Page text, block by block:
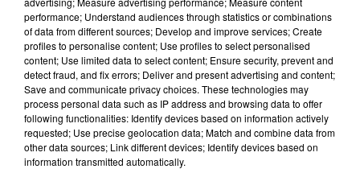
Lecture (1 min 14 sec)
100%
performance; Understand audiences through statistics or combinations
of data from different sources; Develop and improve services; Create
profiles to personalise content; Use profiles to select personalised
content; Use limited data to select content; Ensure security, prevent and
detect fraud, and fix errors; Deliver and present advertising and content;
Save and communicate privacy choices. These technologies may
process personal data such as IP address and browsing data to offer
following functionalities: Identify devices based on information actively
requested; Use precise geolocation data; Match and combine data from
other data sources; Link different devices; Identify devices based on
information transmitted automatically.